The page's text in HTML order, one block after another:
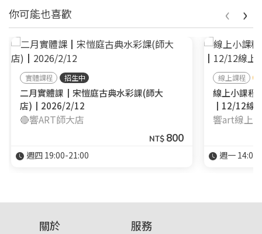
你可能也喜歡
實體課程 招生中
二月實體課┃宋愷庭古典水彩課(師大
店)┃2026/2/12
🔴響ART師大店
NT$ 800
週四 19:00-21:00
線上課程
線上小課程
┃12/12線
響art線上
週一
‹ ›
關於 服務